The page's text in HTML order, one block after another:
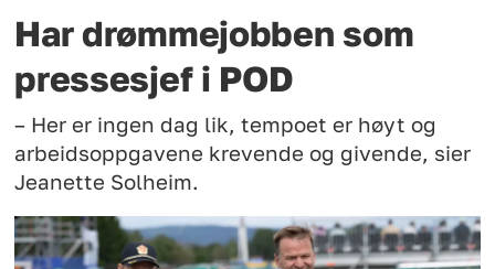
Har drømmejobben som
pressesjef i POD
– Her er ingen dag lik, tempoet er høyt og
arbeidsoppgavene krevende og givende, sier
Jeanette Solheim.